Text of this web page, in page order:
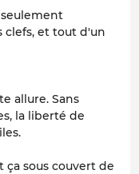
clefs, et tout d'un
allure. Sans
la liberté de
sous couvert de